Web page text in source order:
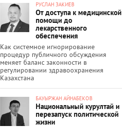
РУСЛАН ЗАКИЕВ
От доступа к медицинской
помощи до
лекарственного
обеспечения
Как системное игнорирование
процедур публичного обсуждения
меняет баланс законности в
регулировании здравоохранения
Казахстана
БАУЫРЖАН АЙНАБЕКОВ
Национальный курултай и
перезапуск политической
жизни